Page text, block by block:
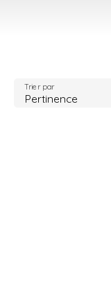
Pertinence
Trier par